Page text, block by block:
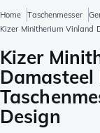
Home Taschenmesser
Kizer Minitherium Vinland
Kizer
Design